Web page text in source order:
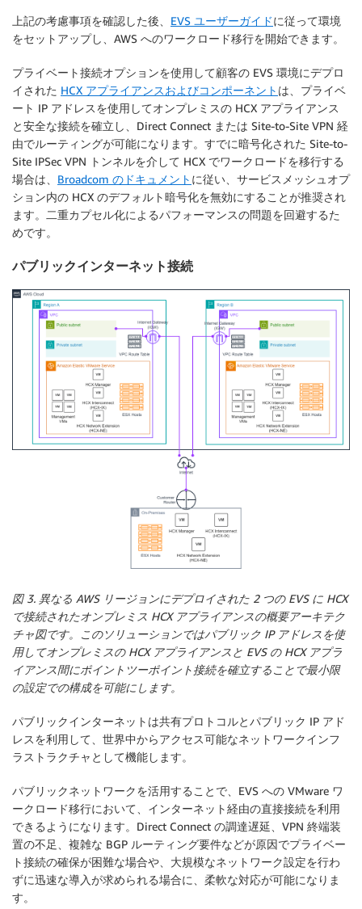
上記の考慮事項を確認した後、 EVS ユーザーガイドに従って環境
をセットアップし、AWS へのワークロード移行を開始できます。
プライベート接続オプションを使用して顧客の EVS 環境にデプロ
イされた HCX アプライアンスおよびコンポーネント は、プライベ
ート IP アドレスを使用してオンプレミスの HCX アプライアンス
と安全な接続を確立し、Direct Connect または Site-to-Site VPN 経
由でルーティングが可能になります。すでに暗号化された Site-to-
Site IPSec VPN トンネルを介して HCX でワークロードを移行する
場合は、 Broadcom のドキュメント に従い、サービスメッシュオプ
ション内の HCX のデフォルト暗号化を無効にすることが推奨され
ます。二重カプセル化によるパフォーマンスの問題を回避するた
めです。
パブリックインターネット接続
図 3. 異なる AWS リージョンにデプロイされた 2 つの EVS に HCX
で接続されたオンプレミス HCX アプライアンスの概要アーキテク
チャ図です。このソリューションではパブリック IP アドレスを使
用してオンプレミスの HCX アプライアンスと EVS の HCX アプラ
イアンス間にポイントツーポイント接続を確立することで最小限
の設定での構成を可能にします。
パブリックインターネットは共有プロトコルとパブリック IP アド
レスを利用して、世界中からアクセス可能なネットワークインフ
ラストラクチャとして機能します。
パブリックネットワークを活用することで、EVS への VMware ワ
ークロード移行において、インターネット経由の直接接続を利用
できるようになります。Direct Connect の調達遅延、VPN 終端装
置の不足、複雑な BGP ルーティング要件などが原因でプライベー
ト接続の確保が困難な場合や、大規模なネットワーク設定を行わ
ずに迅速な導入が求められる場合に、柔軟な対応が可能になりま
す。